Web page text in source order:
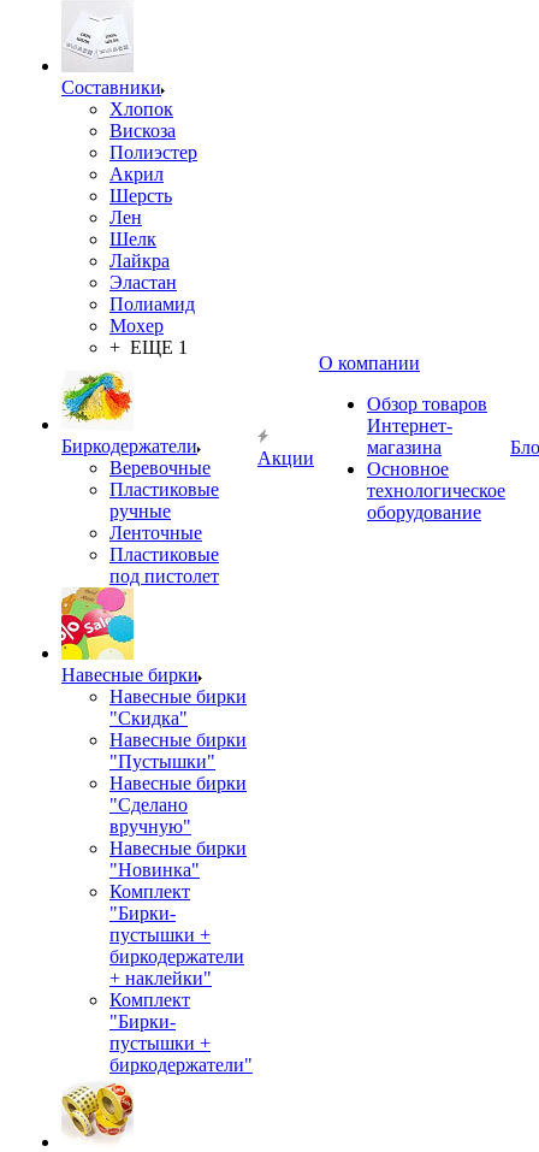
Составники
Хлопок
Вискоза
Полиэстер
Акрил
Шерсть
Лен
Шелк
Лайкра
Эластан
Полиамид
Мохер
+ ЕЩЕ 1
Биркодержатели
Веревочные
Пластиковые
ручные
Ленточные
Пластиковые
под пистолет
Навесные бирки
Навесные бирки
"Скидка"
Навесные бирки
"Пустышки"
Навесные бирки
"Сделано
вручную"
Навесные бирки
"Новинка"
Комплект
"Бирки-
пустышки +
биркодержатели
+ наклейки"
Комплект
"Бирки-
пустышки +
биркодержатели"
Акции
О компании
Обзор товаров
Интернет-
магазина
Основное
технологическое
оборудование